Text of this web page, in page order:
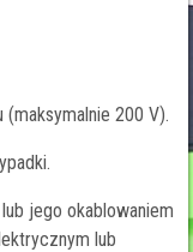
200 V).
jego okablowaniem
lub